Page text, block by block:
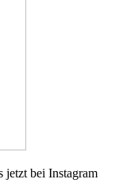
jetzt bei Instagram